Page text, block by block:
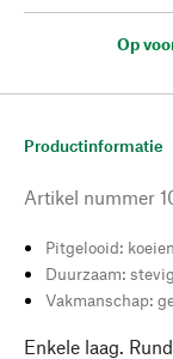
Op
Productinformatie
Artikel nummer
Pitgelooid:
Duurzaam:
Vakmanschap:
Enkele laag.